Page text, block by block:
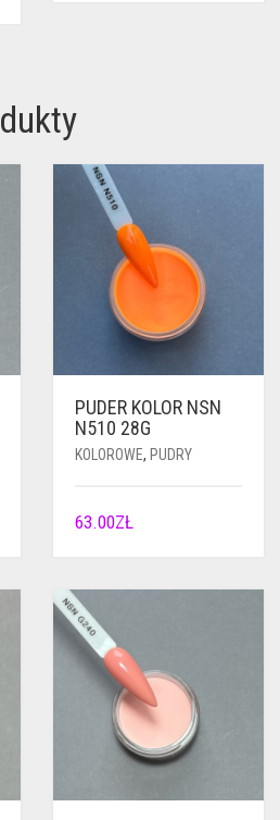
PUDER KOLOR NSN
N510 28G
KOLOROWE, PUDRY
63.00ZŁ